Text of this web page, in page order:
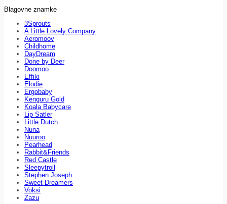
Blagovne znamke
3Sprouts
A Little Lovely Company
Aeromoov
Childhome
DayDream
Done by Deer
Doomoo
Effiki
Elodie
Ergobaby
Kenguru Gold
Koala Babycare
Lip Satler
Little Dutch
Nuna
Nuuroo
Pearhead
Rabbit&Friends
Red Castle
Sleepytroll
Stephen Joseph
Sweet Dreamers
Voksi
Zazu